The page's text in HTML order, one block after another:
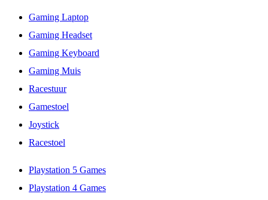
Gaming Laptop
Gaming Headset
Gaming Keyboard
Gaming Muis
Racestuur
Gamestoel
Joystick
Racestoel
Playstation 5 Games
Playstation 4 Games